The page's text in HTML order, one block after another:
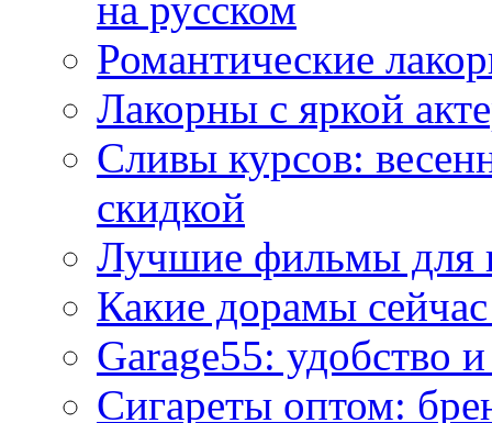
Романтические
Лакорны с яркой
Сливы курсов:
скидкой
Лучшие фильмы для
Какие дорамы
Garage55: удобство
Сигареты оптом: